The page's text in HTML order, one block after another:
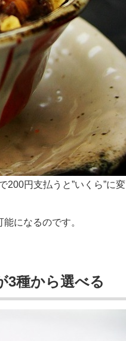
200円支払うと”いくら”に変
になるのです。
3種から選べる